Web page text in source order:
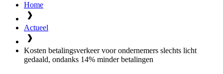
Home
Actueel
Kosten betalingsverkeer voor ondernemers slechts licht
gedaald, ondanks 14% minder betalingen